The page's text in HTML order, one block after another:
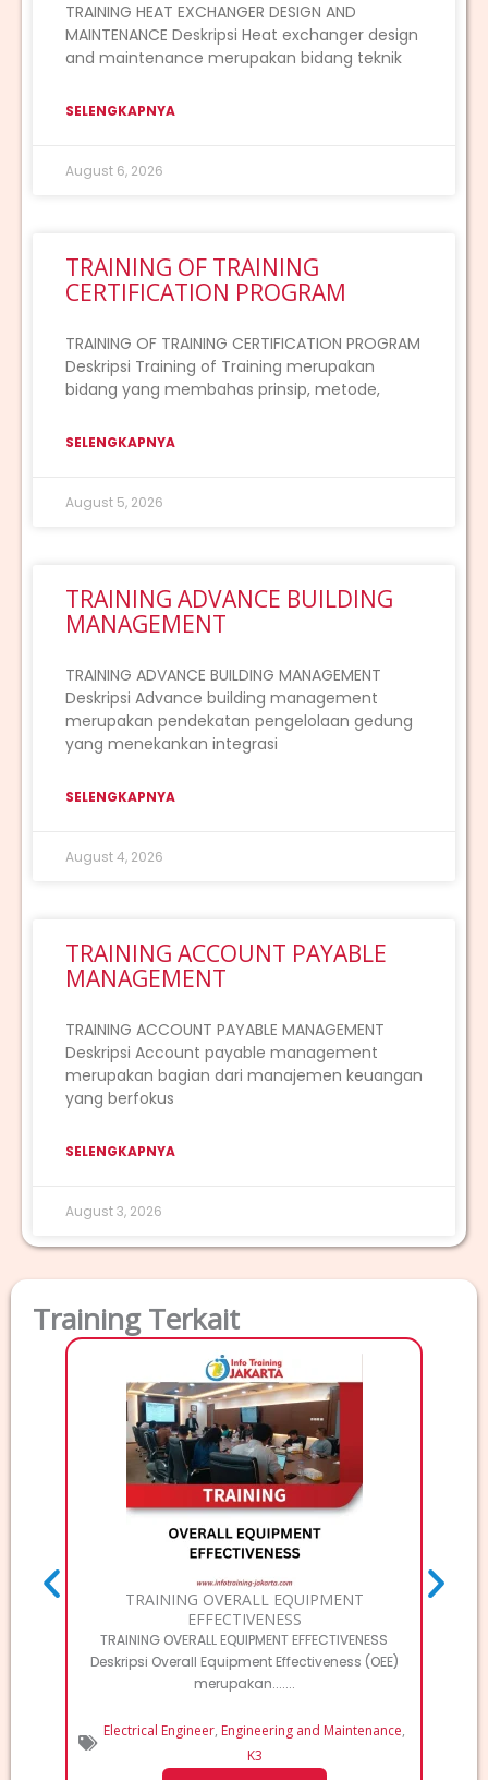
TRAINING HEAT EXCHANGER DESIGN AND
MAINTENANCE Deskripsi Heat exchanger design
and maintenance merupakan bidang teknik
SELENGKAPNYA
August 6, 2026
TRAINING OF TRAINING
CERTIFICATION PROGRAM
TRAINING OF TRAINING CERTIFICATION PROGRAM
Deskripsi Training of Training merupakan
bidang yang membahas prinsip, metode,
SELENGKAPNYA
August 5, 2026
TRAINING ADVANCE BUILDING
MANAGEMENT
TRAINING ADVANCE BUILDING MANAGEMENT
Deskripsi Advance building management
merupakan pendekatan pengelolaan gedung
yang menekankan integrasi
SELENGKAPNYA
August 4, 2026
TRAINING ACCOUNT PAYABLE
MANAGEMENT
TRAINING ACCOUNT PAYABLE MANAGEMENT
Deskripsi Account payable management
merupakan bagian dari manajemen keuangan
yang berfokus
SELENGKAPNYA
August 3, 2026
Training Terkait
TRAINING OVERALL EQUIPMENT
EFFECTIVENESS
TRAINING OVERALL EQUIPMENT EFFECTIVENESS
Deskripsi Overall Equipment Effectiveness (OEE)
merupakan.......
Electrical Engineer, Engineering and Maintenance,
K3